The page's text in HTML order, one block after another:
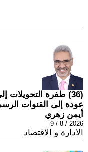
(36) طفرة
عودة إلى القنوات
أيمن زهري
2026 / 8 / 9
الادارة و الاقتصاد